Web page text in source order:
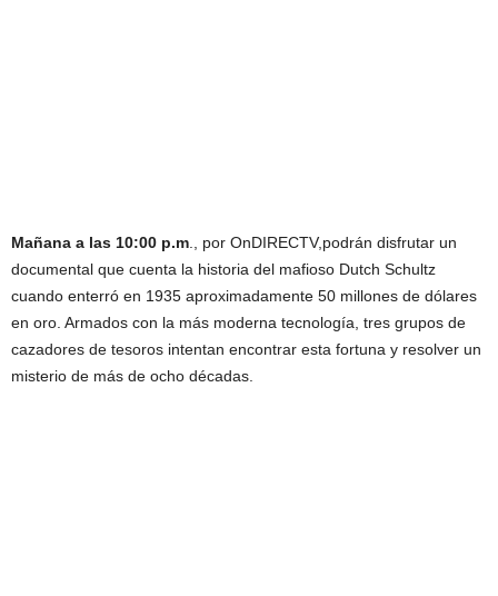
Mañana a las 10:00 p.m ., por OnDIRECTV,podrán disfrutar un
documental que cuenta la historia del mafioso Dutch Schultz
cuando enterró en 1935 aproximadamente 50 millones de dólares
en oro. Armados con la más moderna tecnología, tres grupos de
cazadores de tesoros intentan encontrar esta fortuna y resolver un
misterio de más de ocho décadas.